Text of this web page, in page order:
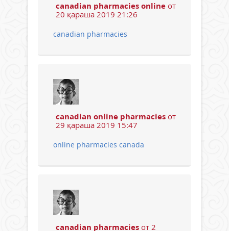
canadian pharmacies online от
20 қараша 2019 21:26
canadian pharmacies
canadian online pharmacies от
29 қараша 2019 15:47
online pharmacies canada
canadian pharmacies от 2